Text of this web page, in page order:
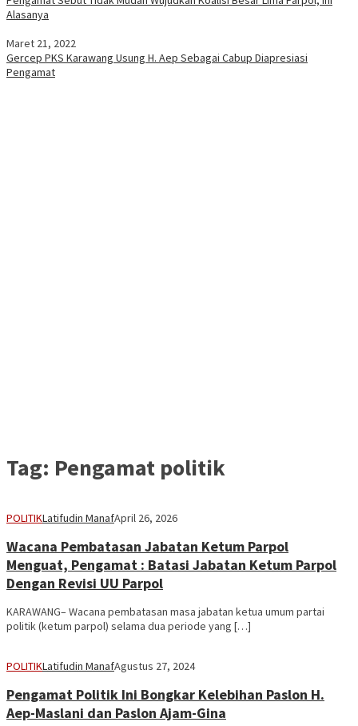
Alasanya
Maret 21, 2022
Gercep PKS Karawang Usung H. Aep Sebagai Cabup Diapresiasi
Pengamat
Tag: Pengamat politik
POLITIKLatifudin ManafApril 26, 2026
Wacana Pembatasan Jabatan Ketum Parpol
Menguat, Pengamat : Batasi Jabatan Ketum Parpol
Dengan Revisi UU Parpol
KARAWANG– Wacana pembatasan masa jabatan ketua umum partai
politik (ketum parpol) selama dua periode yang […]
POLITIKLatifudin ManafAgustus 27, 2024
Pengamat Politik Ini Bongkar Kelebihan Paslon H.
Aep-Maslani dan Paslon Ajam-Gina